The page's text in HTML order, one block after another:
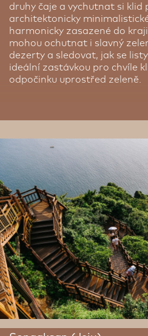
druhy čaje a vychutnat si klid
architektonicky
harmonicky zasazené do
mohou ochutnat i slavný
dezerty a sledovat, jak se
ideální zastávkou pro chvíle
odpočinku uprostřed zeleně.